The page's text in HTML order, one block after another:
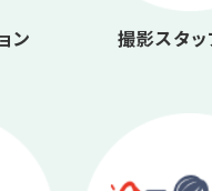
ン 撮影スタ